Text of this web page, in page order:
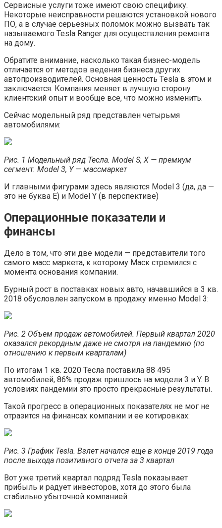
Сервисные услуги тоже имеют свою специфику.
Некоторые неисправности решаются установкой нового
ПО, а в случае серьезных поломок можно вызвать так
называемого Tesla Ranger для осуществления ремонта
на дому.
Обратите внимание, насколько такая бизнес-модель
отличается от методов ведения бизнеса других
автопроизводителей. Основная ценность Tesla в этом и
заключается. Компания меняет в лучшую сторону
клиентский опыт и вообще все, что можно изменить.
Сейчас модельный ряд представлен четырьмя
автомобилями:
Рис. 1 Модельный ряд Тесла. Model S, Х — премиум
сегмент. Model 3, Y — массмаркет
И главными фигурами здесь являются Model 3 (да, да —
это не буква E) и Model Y (в перспективе)
Операционные показатели и
финансы
Дело в том, что эти две модели — представители того
самого масс маркета, к которому Маск стремился с
момента основания компании.
Бурный рост в поставках новых авто, начавшийся в 3 кв.
2018 обусловлен запуском в продажу именно Model 3:
Рис. 2 Объем продаж автомобилей. Первый квартал 2020
оказался рекордным даже не смотря на пандемию (по
отношению к первым кварталам)
По итогам 1 кв. 2020 Тесла поставила 88 495
автомобилей, 86% продаж пришлось на модели 3 и Y. В
условиях пандемии это просто прекрасные результаты.
Такой прогресс в операционных показателях не мог не
отразится на финансах компании и ее котировках:
Рис. 3 График Tesla. Взлет начался еще в конце 2019 года
после выхода позитивного отчета за 3 квартал
Вот уже третий квартал подряд Tesla показывает
прибыль и радует инвесторов, хотя до этого была
стабильно убыточной компанией: